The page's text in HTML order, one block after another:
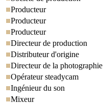
Producteur
Producteur
Producteur
Directeur de production
Distributeur d'origine
Directeur de la photographie
Opérateur steadycam
Ingénieur du son
Mixeur